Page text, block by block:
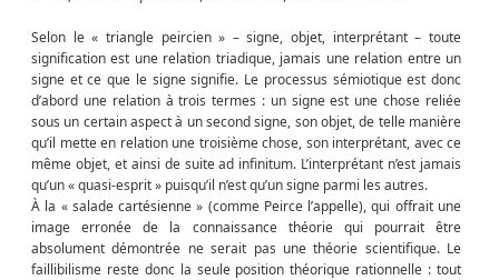
Selon le « triangle peircien » – signe, objet, interprétant – toute
signification est une relation triadique, jamais une relation entre un
signe et ce que le signe signifie. Le processus sémiotique est donc
d’abord une relation à trois termes : un signe est une chose reliée
sous un certain aspect à un second signe, son objet, de telle manière
qu’il mette en relation une troisième chose, son interprétant, avec ce
même objet, et ainsi de suite ad infinitum. L’interprétant n’est jamais
qu’un « quasi-esprit » puisqu’il n’est qu’un signe parmi les autres.
À la « salade cartésienne » (comme Peirce l’appelle), qui offrait une
image erronée de la connaissance théorie qui pourrait être
absolument démontrée ne serait pas une théorie scientifique. Le
faillibilisme reste donc la seule position théorique rationnelle : tout